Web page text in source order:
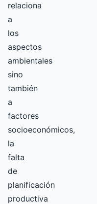
relaciona
a
los
aspectos
ambientales
sino
también
a
factores
socioeconómicos,
la
falta
de
planificación
productiva